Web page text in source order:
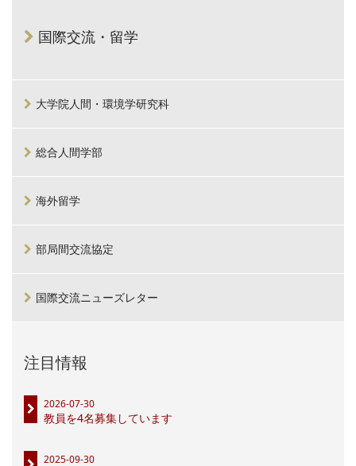
国際交流・留学
大学院人間・環境学研究科
総合人間学部
海外留学
部局間交流協定
国際交流ニューズレター
注目情報
2026-07-30
教員を4名募集しています
2025-09-30